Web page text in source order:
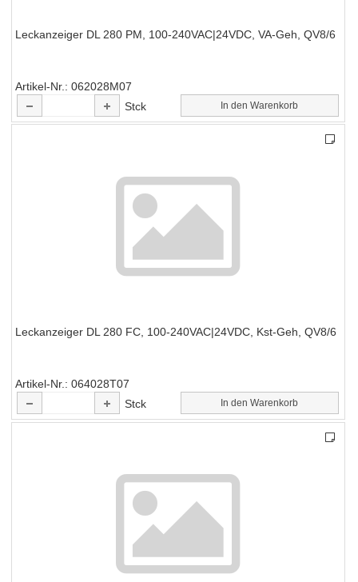
Leckanzeiger DL 280 PM, 100-240VAC|24VDC, VA-Geh, QV8/6
Artikel-Nr.
062028M07
Stck
In den Warenkorb
Leckanzeiger DL 280 FC, 100-240VAC|24VDC, Kst-Geh, QV8/6
Artikel-Nr. 064028T07
Stck
In den Warenkorb